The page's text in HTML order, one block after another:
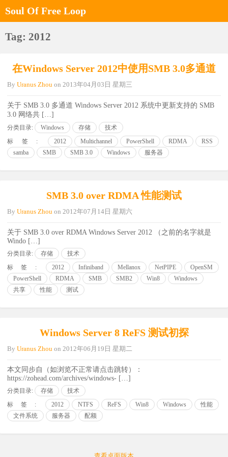
Soul Of Free Loop
Tag: 2012
在Windows Server 2012中使用SMB 3.0多通道
By Uranus Zhou on 2013年04月03日 星期三
关于 SMB 3.0 多通道 Windows Server 2012 系统中更新支持的 SMB
3.0 网络共 […]
分类目录: Windows 存储
技术
标签:
2012 Multichannel PowerShell RDMA
RSS
samba
SMB SMB 3.0 Windows 服务器
SMB 3.0 over RDMA 性能测试
By Uranus Zhou on 2012年07月14日 星期六
关于 SMB 3.0 over RDMA Windows Server 2012 （之前的名字就是
Windo […]
分类目录: 存储
技术
标签:
2012 Infiniband Mellanox NetPIPE
OpenSM
PowerShell
RDMA SMB SMB2 Win8
Windows
共享
性能 测试
Windows Server 8 ReFS 测试初探
By Uranus Zhou on 2012年06月19日 星期二
本文同步自（如浏览不正常请点击跳转）：
https://zohead.com/archives/windows- […]
分类目录: 存储
技术
标签:
2012 NTFS ReFS Win8 Windows
性能
文件系统
服务器 配额